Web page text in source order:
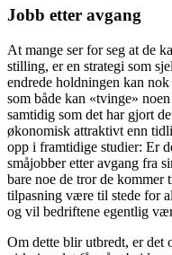
Jobb etter avgang
At mange ser for seg at de
stilling, er en strategi som
endrede holdningen kan
som både kan «tvinge»
samtidig som det har gjort
økonomisk attraktivt enn
opp i framtidige studier: Er
småjobber etter avgang fra
bare noe de tror de
tilpasning være til stede for
og vil bedriftene egentlig
Om dette blir utbredt, er det